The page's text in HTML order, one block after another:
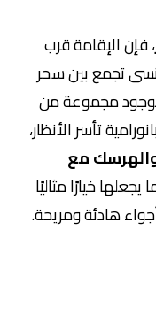
، فإن الإقامة قرب
تُنسى تجمع بين سحر
بوجود مجموعة من
تأسر الأنظار،
مع
يجعلها خيارًا مثاليًا
هادئة ومريحة.